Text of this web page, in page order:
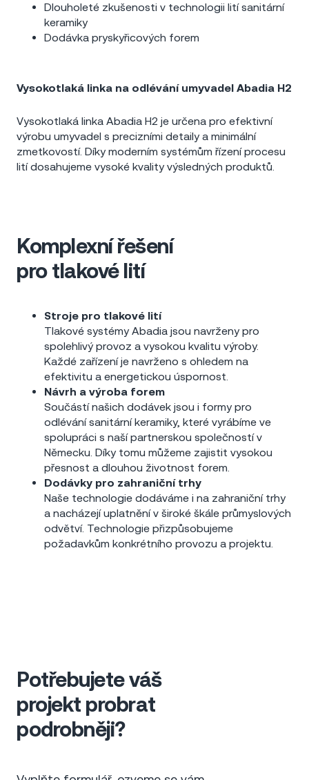
Dlouholeté zkušenosti v technologii lití sanitární
keramiky
Dodávka pryskyřicových forem
Vysokotlaká linka na odlévání umyvadel Abadia H2
Vysokotlaká linka Abadia H2 je určena pro efektivní
výrobu umyvadel s precizními detaily a minimální
zmetkovostí. Díky moderním systémům řízení procesu
lití dosahujeme vysoké kvality výsledných produktů.
Komplexní řešení
pro tlakové lití
Stroje pro tlakové lití
Tlakové systémy Abadia jsou navrženy pro
spolehlivý provoz a vysokou kvalitu výroby.
Každé zařízení je navrženo s ohledem na
efektivitu a energetickou úspornost.
Návrh a výroba forem
Součástí našich dodávek jsou i formy pro
odlévání sanitární keramiky, které vyrábíme ve
spolupráci s naší partnerskou společností v
Německu. Díky tomu můžeme zajistit vysokou
přesnost a dlouhou životnost forem.
Dodávky pro zahraniční trhy
Naše technologie dodáváme i na zahraniční trhy
a nacházejí uplatnění v široké škále průmyslových
odvětví. Technologie přizpůsobujeme
požadavkům konkrétního provozu a projektu.
Potřebujete váš
projekt probrat
podrobněji?